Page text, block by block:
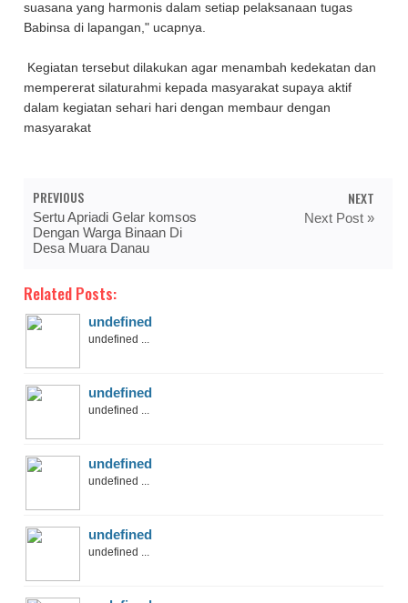
suasana yang harmonis dalam setiap pelaksanaan tugas
Babinsa di lapangan," ucapnya.
Kegiatan tersebut dilakukan agar menambah kedekatan dan
mempererat silaturahmi kepada masyarakat supaya aktif
dalam kegiatan sehari hari dengan membaur dengan
masyarakat
PREVIOUS
Sertu Apriadi Gelar komsos
Dengan Warga Binaan Di
Desa Muara Danau
NEXT
Next Post »
Related Posts:
undefined
undefined ...
undefined
undefined ...
undefined
undefined ...
undefined
undefined ...